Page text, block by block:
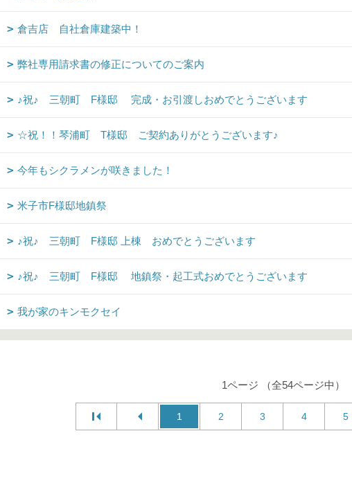
倉吉店 自社倉庫建築中！
弊社専用請求書の修正についてのご案内
♪祝♪ 三朝町 F様邸 完成・お引渡しおめでとうございます
☆祝！！琴浦町 T様邸 ご契約ありがとうございます♪
今年もシクラメンが咲きました！
米子市F様邸地鎮祭
♪祝♪ 三朝町 F様邸 上棟 おめでとうございます
♪祝♪ 三朝町 F様邸 地鎮祭・起工式おめでとうございます
我が家のキンモクセイ
1ページ （全54ページ中）
1 2 3 4 5